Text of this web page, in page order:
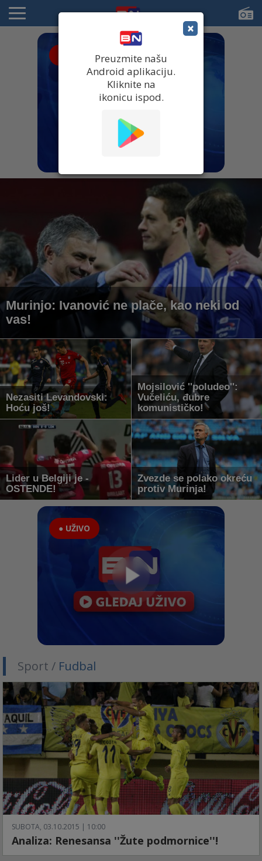
Murinjo: Ivanović ne plače, kao neki od
vas!
Nezasiti Levandovski:
Hoću još!
Mojsilović ''poludeo'':
Vučeliću, đubre
komunističko!
Lider u Belgiji je -
OSTENDE!
Zvezde se polako okreću
protiv Murinja!
● UŽIVO
Sport / Fudbal
SUBOTA, 03.10.2015 | 10:00
Analiza: Renesansa ''Žute podmornice''!
×
Preuzmite našu
Android aplikaciju.
Kliknite na
ikonicu ispod.